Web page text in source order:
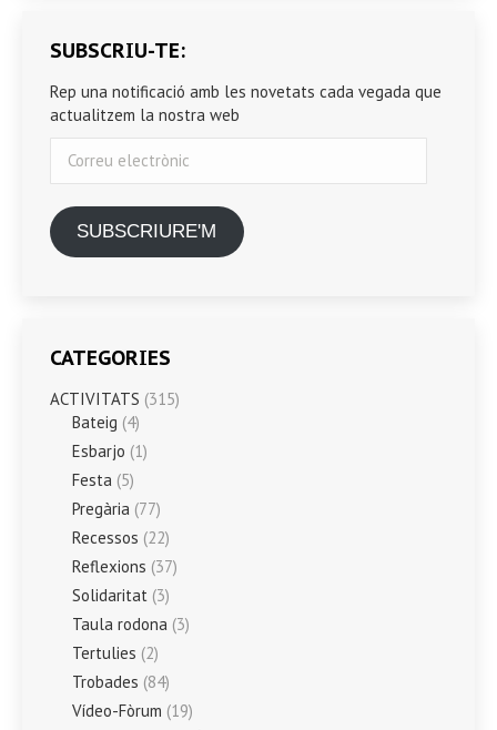
SUBSCRIU-TE:
Rep una notificació amb les novetats cada vegada que
actualitzem la nostra web
electrònic
SUBSCRIURE'M
CATEGORIES
ACTIVITATS (315)
Bateig (4)
Esbarjo (1)
Festa (5)
Pregària (77)
Recessos (22)
Reflexions (37)
Solidaritat (3)
Taula rodona (3)
Tertulies (2)
Trobades (84)
Vídeo-Fòrum (19)